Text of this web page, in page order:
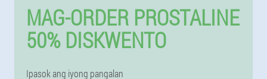
MAG-ORDER PROSTALINE
50% DISKWENTO
Ipasok ang iyong pangalan